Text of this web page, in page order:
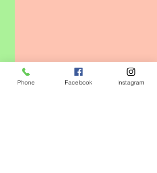
Phone Facebook Instagram